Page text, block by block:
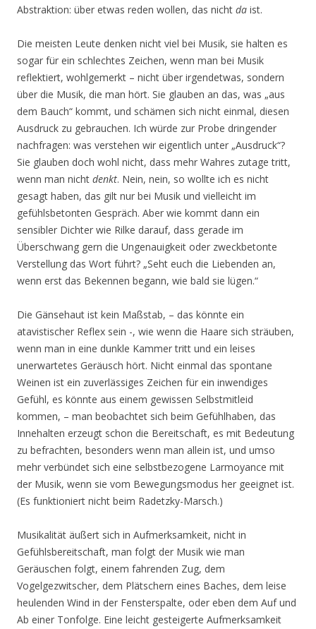
Abstraktion: über etwas reden wollen, das nicht da ist.
Die meisten Leute denken nicht viel bei Musik, sie halten es
sogar für ein schlechtes Zeichen, wenn man bei Musik
reflektiert, wohlgemerkt – nicht über irgendetwas, sondern
über die Musik, die man hört. Sie glauben an das, was „aus
dem Bauch“ kommt, und schämen sich nicht einmal, diesen
Ausdruck zu gebrauchen. Ich würde zur Probe dringender
nachfragen: was verstehen wir eigentlich unter „Ausdruck“?
Sie glauben doch wohl nicht, dass mehr Wahres zutage tritt,
wenn man nicht denkt. Nein, nein, so wollte ich es nicht
gesagt haben, das gilt nur bei Musik und vielleicht im
gefühlsbetonten Gespräch. Aber wie kommt dann ein
sensibler Dichter wie Rilke darauf, dass gerade im
Überschwang gern die Ungenauigkeit oder zweckbetonte
Verstellung das Wort führt? „Seht euch die Liebenden an,
wenn erst das Bekennen begann, wie bald sie lügen.“
Die Gänsehaut ist kein Maßstab, – das könnte ein
atavistischer Reflex sein -, wie wenn die Haare sich sträuben,
wenn man in eine dunkle Kammer tritt und ein leises
unerwartetes Geräusch hört. Nicht einmal das spontane
Weinen ist ein zuverlässiges Zeichen für ein inwendiges
Gefühl, es könnte aus einem gewissen Selbstmitleid
kommen, – man beobachtet sich beim Gefühlhaben, das
Innehalten erzeugt schon die Bereitschaft, es mit Bedeutung
zu befrachten, besonders wenn man allein ist, und umso
mehr verbündet sich eine selbstbezogene Larmoyance mit
der Musik, wenn sie vom Bewegungsmodus her geeignet ist.
(Es funktioniert nicht beim Radetzky-Marsch.)
Musikalität äußert sich in Aufmerksamkeit, nicht in
Gefühlsbereitschaft, man folgt der Musik wie man
Geräuschen folgt, einem fahrenden Zug, dem
Vogelgezwitscher, dem Plätschern eines Baches, dem leise
heulenden Wind in der Fensterspalte, oder eben dem Auf und
Ab einer Tonfolge. Eine leicht gesteigerte Aufmerksamkeit